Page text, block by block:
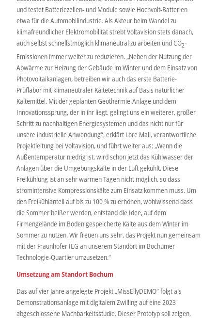
und testet Batteriezellen- und Module sowie Hochvolt-Batterien
etwa für die Automobilindustrie. Als Akteur beim Wandel zu
klimafreundlicher Elektromobilität strebt Voltavision stets danach,
auch selbst schnellstmöglich klimaneutral zu arbeiten und CO2-
Emissionen immer weiter zu reduzieren. „Neben der Nutzung der
Abwärme zur Heizung der Gebäude im Winter und dem Einsatz von
Photovoltaikanlagen, betreiben wir auch das erste Batterie-
Prüflabor mit klimaneutraler Kältetechnik auf Basis natürlicher
Kältemittel. Mit der geplanten Geothermie-Anlage und dem
Innovationssprung, der in ihr liegt, gelingt uns ein weiterer, großer
Schritt zu nachhaltigen Energiesystemen und das nicht nur für
unsere industrielle Anwendung“, erklärt Lore Mall, verantwortliche
Projektleitung bei Voltavision, und führt weiter aus: „Wenn die
Außentemperatur niedrig ist, wird schon jetzt das Kühlwasser der
Anlagen über die Umgebungskälte in der Luft gekühlt. Diese
Freikühlung ist an sehr warmen Tagen nicht möglich, so dass
stromintensive Kompressionskälte zum Einsatz kommen muss. Um
den Freikühlanteil auf bis zu 100 % zu erhöhen, wohlwissend dass
die Sommer heißer werden, entstand die Idee, auf dem
Firmengelände im Boden gespeicherte Kälte aus dem Winter im
Sommer zu nutzen. Wir freuen uns sehr, das Projekt nun gemeinsam
mit der Fraunhofer IEG an unserem Standort im Bochumer
Technologie-Quartier umzusetzen.“
Umsetzung am Standort Bochum
Das auf vier Jahre angelegte Projekt „MissEllyDEMO“ folgt als
Demonstrationsanlage mit digitalem Zwilling auf eine 2023
abgeschlossene Machbarkeitsstudie. Dieser Prototyp soll zeigen,